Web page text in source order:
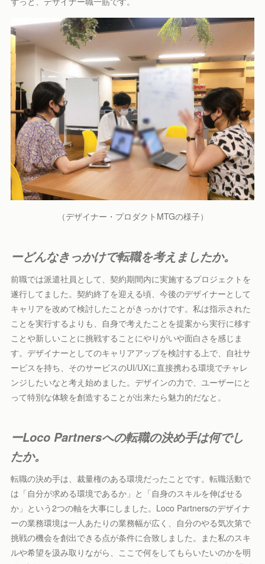
（デザイナー・プロダクトMTGの様子）
ーどんなきっかけで転職を考えましたか。
前職では派遣社員として、契約期間内に実施するプロジェクトを
遂行してました。契約終了を迎える頃、今後のデザイナーとして
キャリアを改めて検討したことがきっかけです。私は指示された
ことを実行するよりも、自身で考えたことを提案から実行に移す
ことや新しいことに挑戦することにやりがいや面白さを感じま
す。デザイナーとしてのキャリアアップを検討する上で、自社サ
ービスを持ち、そのサービスのUI/UXに直接携わる環境でチャレ
ンジしたいなと考え始めました。デザインの力で、ユーザーにと
って特別な体験を創造することが出来たら魅力的だなと。
ーLoco Partnersへの転職の決め手は何でし
たか。
転職の決め手は、裁量権のある環境だったことです。転職活動で
は「自分が求める環境であるか」と「自身のスキルを伸ばせる
か」という2つの軸を大事にしました。Loco Partnersのデザイナ
ーの業務環境は一人あたりの業務幅が広く、自分のやる気次第で
挑戦の機会を創出できる点が条件に合致しました。また私のスキ
ルや希望を汲み取りながら、ここで何をしてもらいたいのかを明